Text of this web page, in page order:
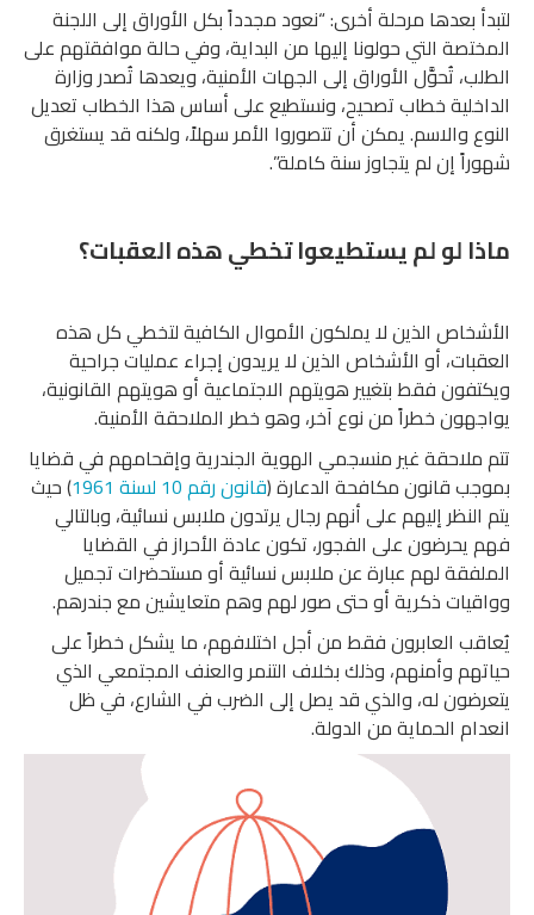
لتبدأ بعدها مرحلة أخرى: “نعود مجدداً بكل الأوراق إلى اللجنة
المختصة التي حولونا إليها من البداية، وفي حالة موافقتهم على
الطلب، تُحوَّل الأوراق إلى الجهات الأمنية، ويعدها تُصدر وزارة
الداخلية خطاب تصحيح، ونستطيع على أساس هذا الخطاب تعديل
النوع والاسم. يمكن أن تتصوروا الأمر سهلاً، ولكنه قد يستغرق
شهوراً إن لم يتجاوز سنة كاملة”.
ماذا لو لم يستطيعوا تخطي هذه العقبات؟
الأشخاص الذين لا يملكون الأموال الكافية لتخطي كل هذه
العقبات، أو الأشخاص الذين لا يريدون إجراء عمليات جراحية
ويكتفون فقط بتغيير هويتهم الاجتماعية أو هويتهم القانونية،
يواجهون خطراً من نوع آخر، وهو خطر الملاحقة الأمنية.
تتم ملاحقة غير منسجمي الهوية الجندرية وإقحامهم في قضايا
بموجب قانون مكافحة الدعارة (قانون رقم 10 لسنة
) حيث
يتم النظر إليهم على أنهم رجال يرتدون ملابس نسائية، وبالتالي
فهم يحرضون على الفجور، تكون عادة الأحراز في القضايا
الملفقة لهم عبارة عن ملابس نسائية أو مستحضرات تجميل
وواقيات ذكرية أو حتى صور لهم وهم متعايشين مع جندرهم.
يُعاقب العابرون فقط من أجل اختلافهم، ما يشكل خطراً على
حياتهم وأمنهم، وذلك بخلاف التنمر والعنف المجتمعي الذي
يتعرضون له، والذي قد يصل إلى الضرب في الشارع، في ظل
انعدام الحماية من الدولة.